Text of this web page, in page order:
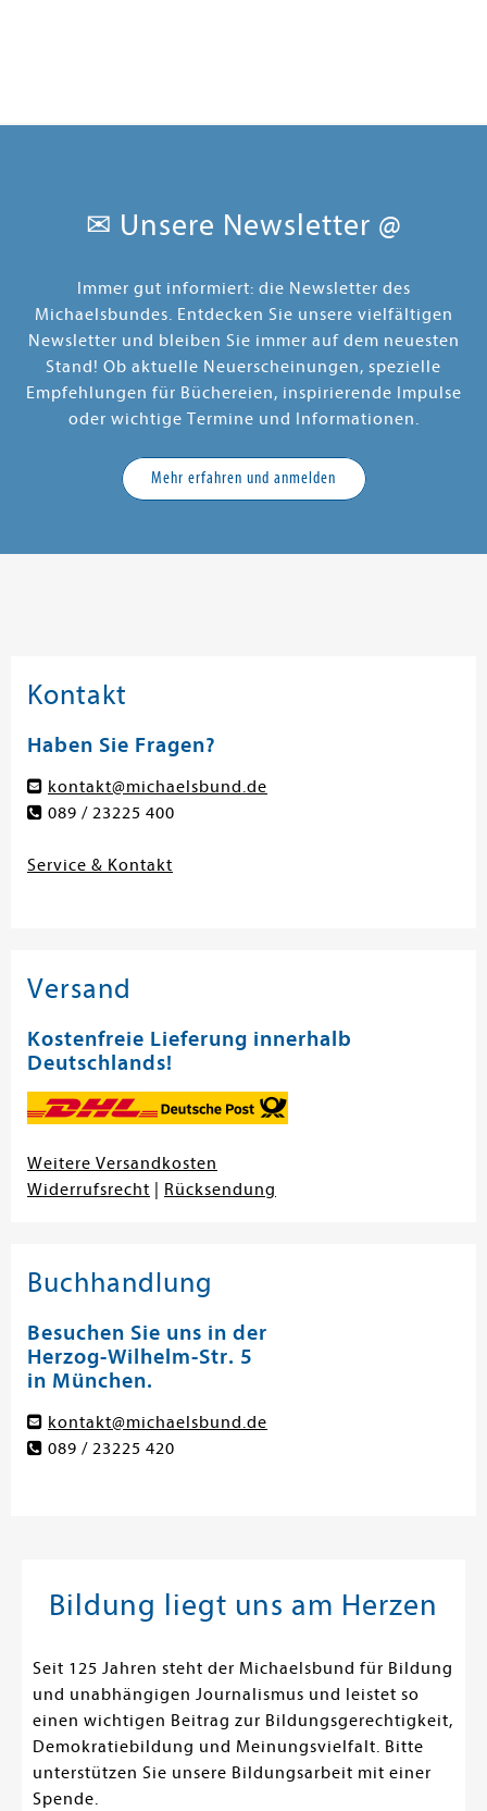
✉ Unsere Newsletter @
Immer gut informiert: die Newsletter des
Michaelsbundes. Entdecken Sie unsere vielfältigen
Newsletter und bleiben Sie immer auf dem neuesten
Stand! Ob aktuelle Neuerscheinungen, spezielle
Empfehlungen für Büchereien, inspirierende Impulse
oder wichtige Termine und Informationen.
Mehr erfahren und anmelden
Kontakt
Haben Sie Fragen?
kontakt@michaelsbund.de
089 / 23225 400
Service & Kontakt
Versand
Kostenfreie Lieferung innerhalb
Deutschlands!
Weitere Versandkosten
Widerrufsrecht
Rücksendung
Buchhandlung
Besuchen Sie uns in der
Herzog-Wilhelm-Str. 5
in München.
kontakt@michaelsbund.de
089 / 23225 420
Bildung liegt uns am Herzen
Seit 125 Jahren steht der Michaelsbund für Bildung
und unabhängigen Journalismus und leistet so
einen wichtigen Beitrag zur Bildungsgerechtigkeit,
Demokratiebildung und Meinungsvielfalt. Bitte
unterstützen Sie unsere Bildungsarbeit mit einer
Spende.